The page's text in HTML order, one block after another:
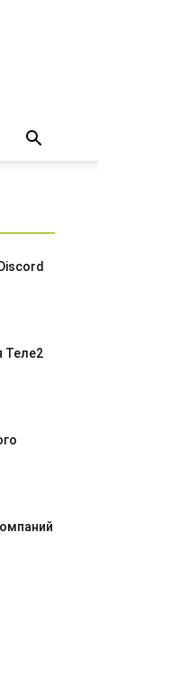
Теле2